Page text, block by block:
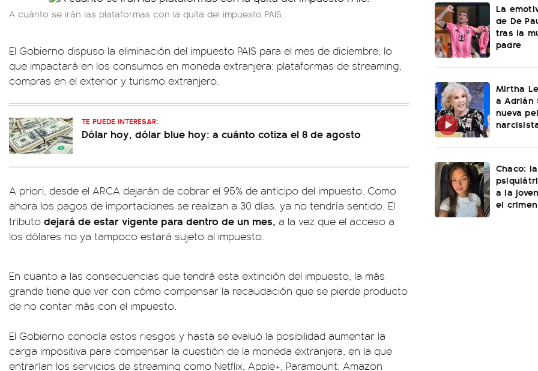
A cuánto se irán las plataformas con la quita del impuesto PAIS.
El Gobierno dispuso la eliminación del impuesto PAIS para el mes de diciembre, lo
que impactará en los consumos en moneda extranjera: plataformas de streaming,
compras en el exterior y turismo extranjero.
TE PUEDE INTERESAR:
Dólar hoy, dólar blue hoy: a cuánto cotiza el 8 de agosto
A priori, desde el ARCA dejarán de cobrar el 95% de anticipo del impuesto. Como
ahora los pagos de importaciones se realizan a 30 días, ya no tendría sentido. El
tributo dejará de estar vigente para dentro de un mes, a la vez que el acceso a
los dólares no ya tampoco estará sujeto al impuesto.
En cuanto a las consecuencias que tendrá esta extinción del impuesto, la más
grande tiene que ver con cómo compensar la recaudación que se pierde producto
de no contar más con el impuesto.
El Gobierno conocía estos riesgos y hasta se evaluó la posibilidad aumentar la
carga impositiva para compensar la cuestión de la moneda extranjera, en la que
entrarían los servicios de streaming como Netflix, Apple+, Paramount, Amazon
La
de De
tras la
padre
Mirtha
a Adrián
nueva
Chaco:
a la
el